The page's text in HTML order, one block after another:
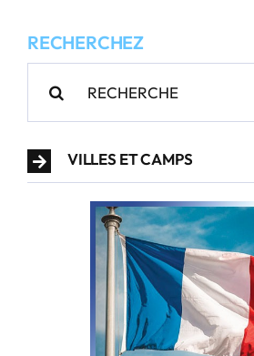
Les victimes
RECHERCHEZ
VILLES ET CAMPS